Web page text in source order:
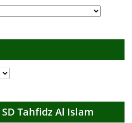
Tahfidz Al Islam